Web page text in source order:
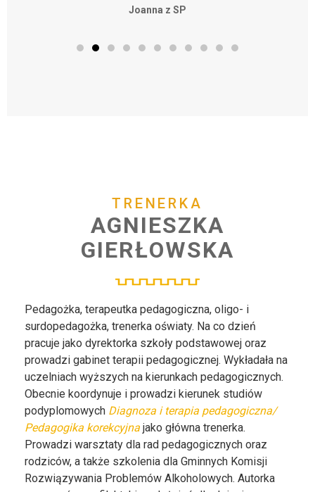
Joanna z SP
TRENERKA
AGNIESZKA
GIERŁOWSKA
Pedagożka, terapeutka pedagogiczna, oligo- i
surdopedagożka, trenerka oświaty. Na co dzień
pracuje jako dyrektorka szkoły podstawowej oraz
prowadzi gabinet terapii pedagogicznej. Wykładała na
uczelniach wyższych na kierunkach pedagogicznych.
Obecnie koordynuje i prowadzi kierunek studiów
podyplomowych Diagnoza i terapia pedagogiczna/
Pedagogika korekcyjna jako główna trenerka.
Prowadzi warsztaty dla rad pedagogicznych oraz
rodziców, a także szkolenia dla Gminnych Komisji
Rozwiązywania Problemów Alkoholowych. Autorka